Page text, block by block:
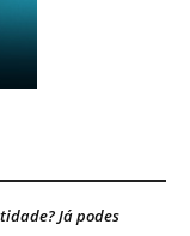
Já podes